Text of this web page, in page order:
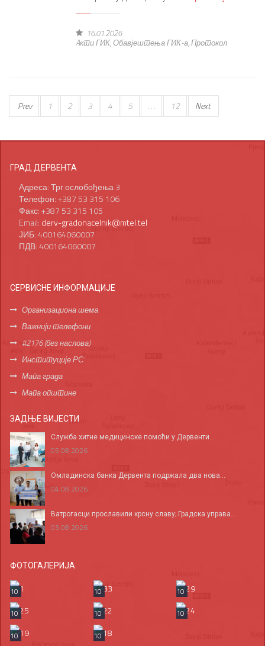
16.01.2026
Aкти ГИК,Обавјештења ГИК-а,Протокол
Prev 1 2 3 4 5 . . . 12 Next
ГРАД ДЕРВЕНТА
Адреса: Трг ослобођења 3
Телефон: +387 53 315 106
Факс: +387 53 315 105
Email: derv-gradonacelnik@mtel.tel
ЈИБ: 400164060007
ПДВ: 400164060007
СЕРВИСНЕ ИНФОРМАЦИЈЕ
Организациона шема
Важнији телефони
#2176 (без наслова)
Институције РС
Мапа града
Мапа општине
ЗАДЊЕ ВИЈЕСТИ
Служба хитне медицинске помоћи у Дервенти...
05.08.2026
Омладинска банка Дервента подржала два нова...
04.08.2026
Ватрогасци прославили крсну славу; Градска управа...
03.08.2026
ФОТОГАЛЕРИЈА
10 10
10
10
10
10
10
10